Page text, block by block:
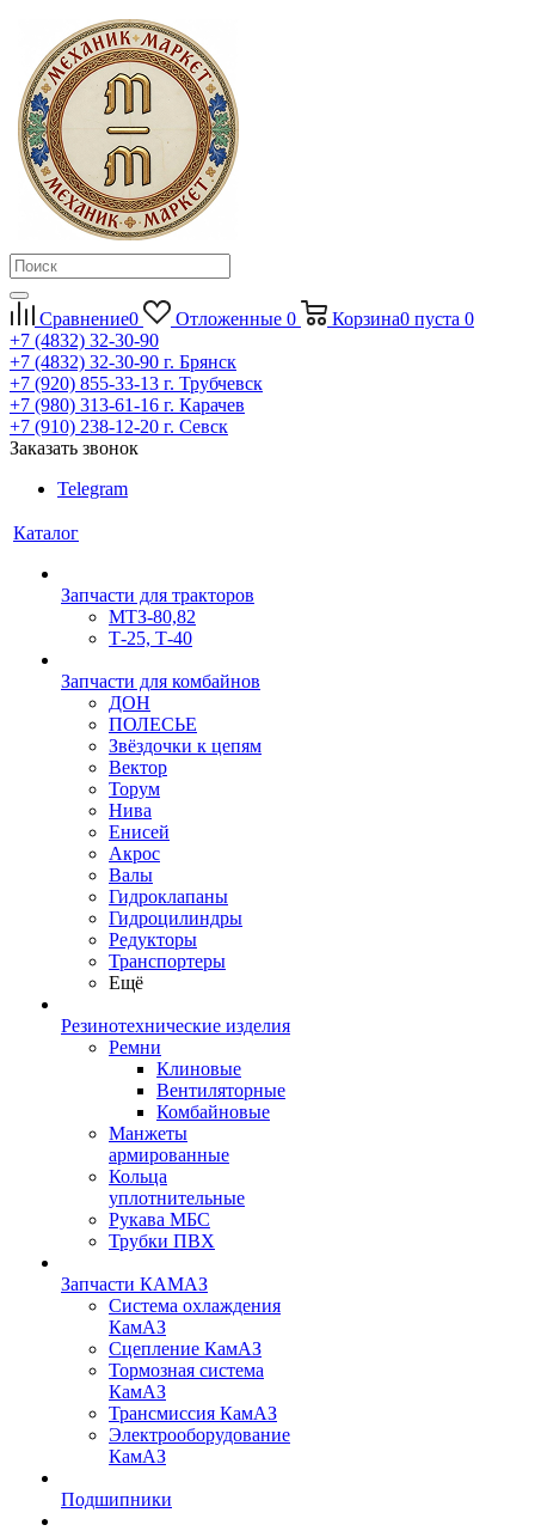
Сравнение0 Отложенные 0 Корзина0 пуста 0
+7 (4832) 32-30-90
+7 (4832) 32-30-90 г. Брянск
+7 (920) 855-33-13 г. Трубчевск
+7 (980) 313-61-16 г. Карачев
+7 (910) 238-12-20 г. Севск
Заказать звонок
Telegram
Каталог
Запчасти для тракторов
МТЗ-80,82
Т-25, Т-40
Запчасти для комбайнов
ДОН
ПОЛЕСЬЕ
Звёздочки к цепям
Вектор
Торум
Нива
Енисей
Акрос
Валы
Гидроклапаны
Гидроцилиндры
Редукторы
Транспортеры
Ещё
Резинотехнические изделия
Ремни
Клиновые
Вентиляторные
Комбайновые
Манжеты
армированные
Кольца
уплотнительные
Рукава МБС
Трубки ПВХ
Запчасти КАМАЗ
Система охлаждения
КамАЗ
Сцепление КамАЗ
Тормозная система
КамАЗ
Трансмиссия КамАЗ
Электрооборудование
КамАЗ
Подшипники